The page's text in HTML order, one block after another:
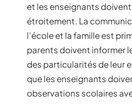
et les enseignants
étroitement. La
l’école et la famille est
parents doivent informer
des particularités de leur
que les enseignants
observations scolaires